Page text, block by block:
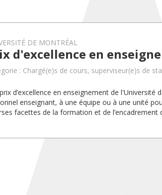
DE MONTRÉAL
d'excellence en
: Chargé(e)s de cours, superviseur(e)s de
d’excellence en enseignement de
enseignant, à une équipe ou à une unité
facettes de la formation et de l’encadrement